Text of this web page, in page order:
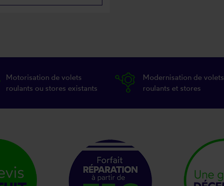
Motorisation de volets
roulants ou stores existants
Modernisation de volets
roulants et stores